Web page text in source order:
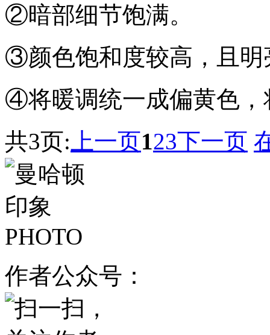
②暗部细节饱满。
③颜色饱和度较高，且明
④将暖调统一成偏黄色，
共3页: 上一页123下一页
作者公众号：